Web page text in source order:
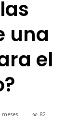
una
el
meses 82